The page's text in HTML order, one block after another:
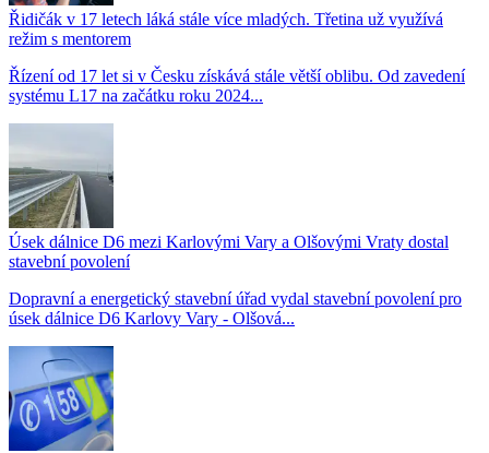
Řidičák v 17 letech láká stále více mladých. Třetina už využívá
režim s mentorem
Řízení od 17 let si v Česku získává stále větší oblibu. Od zavedení
systému L17 na začátku roku 2024...
Úsek dálnice D6 mezi Karlovými Vary a Olšovými Vraty dostal
stavební povolení
Dopravní a energetický stavební úřad vydal stavební povolení pro
úsek dálnice D6 Karlovy Vary - Olšová...